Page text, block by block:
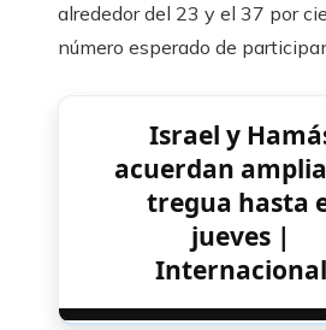
alrededor del 23 y el 37 por
número esperado de
Israel y
acuerdan
tregua hasta
jueves |
Internacional